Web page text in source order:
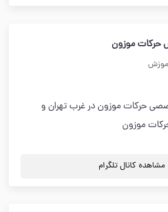
حركات موزون
حركات موزون در غرب تهران و
موزون
مشاهده کانال تلگرام